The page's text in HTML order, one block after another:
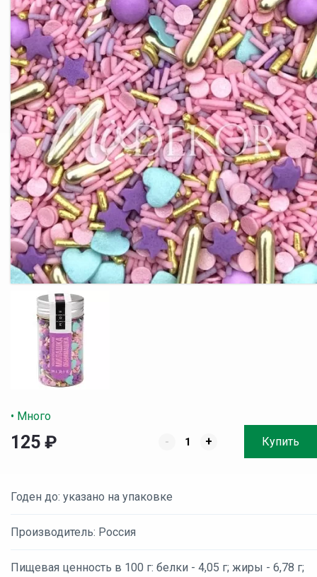
• Много
125 ₽ - + Купить
Годен до: указано на упаковке
Производитель: Россия
Пищевая ценность в 100 г: белки - 4,05 г; жиры - 6,78 г;